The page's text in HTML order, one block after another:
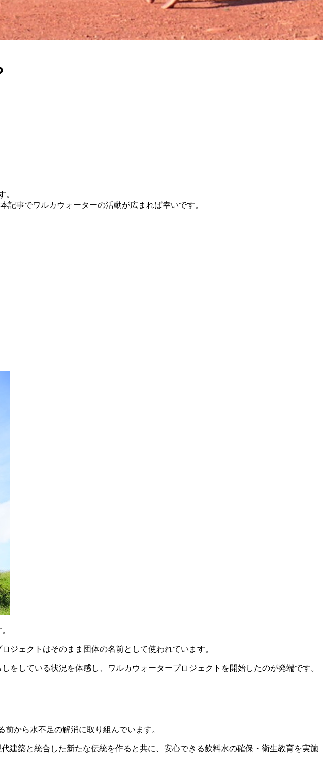
。
事でワルカウォーターの活動が広まれば幸いです。
ジェクトはそのまま団体の名前として使われています。
をしている状況を体感し、ワルカウォータープロジェクトを開始したのが発端です。
から水不足の解消に取り組んでいます。
建築と統合した新たな伝統を作ると共に、安心できる飲料水の確保・衛生教育を実施